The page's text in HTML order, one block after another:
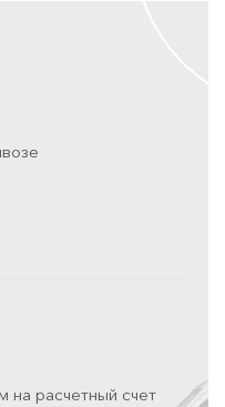
на расчетный счет